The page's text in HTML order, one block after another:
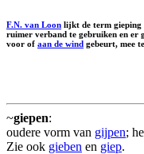
F.N. van Loon lijkt de term gieping
ruimer verband te gebruiken en er
voor of aan de wind gebeurt, mee
~giepen:
oudere vorm van gijpen;
Zie ook gieben en giep.